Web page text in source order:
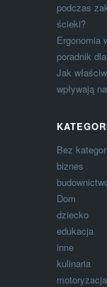
podczas
ścieki?
Ergonomia
poradnik
Jak
wpływają
Bez
biznes
Dom
dziecko
edukacja
inne
kulinaria
motoryzacja